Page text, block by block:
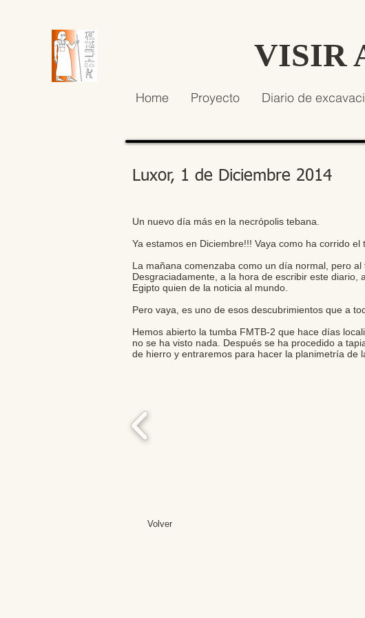
VISIR
Home Proyecto Diario de
Luxor, 1 de Diciembre 2014
Un nuevo día más en la necrópolis tebana.
Ya estamos en Diciembre!!! Vaya como ha corrido
La mañana comenzaba como un día normal, pero
Desgraciadamente, a la hora de escribir este
Egipto quien de la noticia al mundo.
Pero vaya, es uno de esos descubrimientos que a
Hemos abierto la tumba FMTB-2 que hace días
no se ha visto nada. Después se ha procedido a
de hierro y entraremos para hacer la planimetría de
Volver